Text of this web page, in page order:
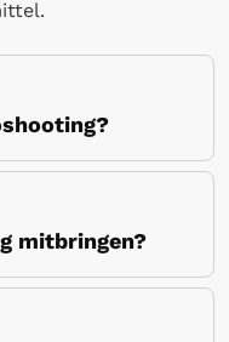
mitbringen?